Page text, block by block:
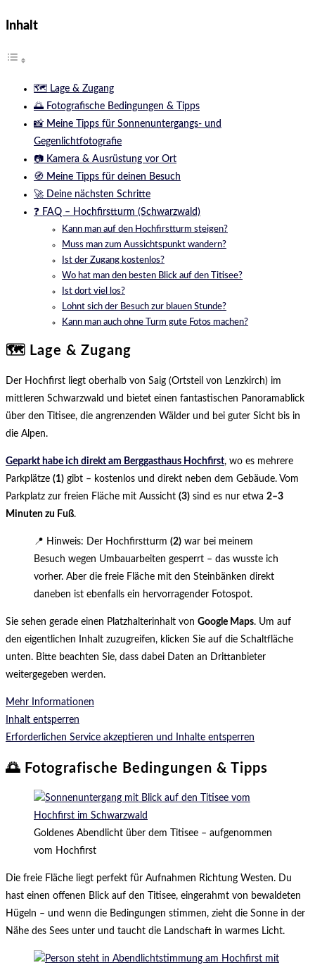
Inhalt
🗺️ Lage & Zugang
🌅 Fotografische Bedingungen & Tipps
📸 Meine Tipps für Sonnenuntergangs- und
Gegenlichtfotografie
📷 Kamera & Ausrüstung vor Ort
🧭 Meine Tipps für deinen Besuch
🚀 Deine nächsten Schritte
❓ FAQ – Hochfirstturm (Schwarzwald)
Kann man auf den Hochfirstturm steigen?
Muss man zum Aussichtspunkt wandern?
Ist der Zugang kostenlos?
Wo hat man den besten Blick auf den Titisee?
Ist dort viel los?
Lohnt sich der Besuch zur blauen Stunde?
Kann man auch ohne Turm gute Fotos machen?
🗺️ Lage & Zugang
Der Hochfirst liegt oberhalb von Saig (Ortsteil von Lenzkirch) im
mittleren Schwarzwald und bietet einen fantastischen Panoramablick
über den Titisee, die angrenzenden Wälder und bei guter Sicht bis in
die Alpen.
Geparkt habe ich direkt am Berggasthaus Hochfirst, wo es mehrere
Parkplätze (1) gibt – kostenlos und direkt neben dem Gebäude. Vom
Parkplatz zur freien Fläche mit Aussicht (3) sind es nur etwa 2–3
Minuten zu Fuß.
📍 Hinweis: Der Hochfirstturm (2) war bei meinem
Besuch wegen Umbauarbeiten gesperrt – das wusste ich
vorher. Aber die freie Fläche mit den Steinbänken direkt
daneben ist ebenfalls ein hervorragender Fotospot.
Sie sehen gerade einen Platzhalterinhalt von Google Maps. Um auf
den eigentlichen Inhalt zuzugreifen, klicken Sie auf die Schaltfläche
unten. Bitte beachten Sie, dass dabei Daten an Drittanbieter
weitergegeben werden.
Mehr Informationen
Inhalt entsperren
Erforderlichen Service akzeptieren und Inhalte entsperren
🌅 Fotografische Bedingungen & Tipps
Goldenes Abendlicht über dem Titisee – aufgenommen
vom Hochfirst
Die freie Fläche liegt perfekt für Aufnahmen Richtung Westen. Du
hast einen offenen Blick auf den Titisee, eingerahmt von bewaldeten
Hügeln – und wenn die Bedingungen stimmen, zieht die Sonne in der
Nähe des Sees unter und taucht die Landschaft in warmes Licht.